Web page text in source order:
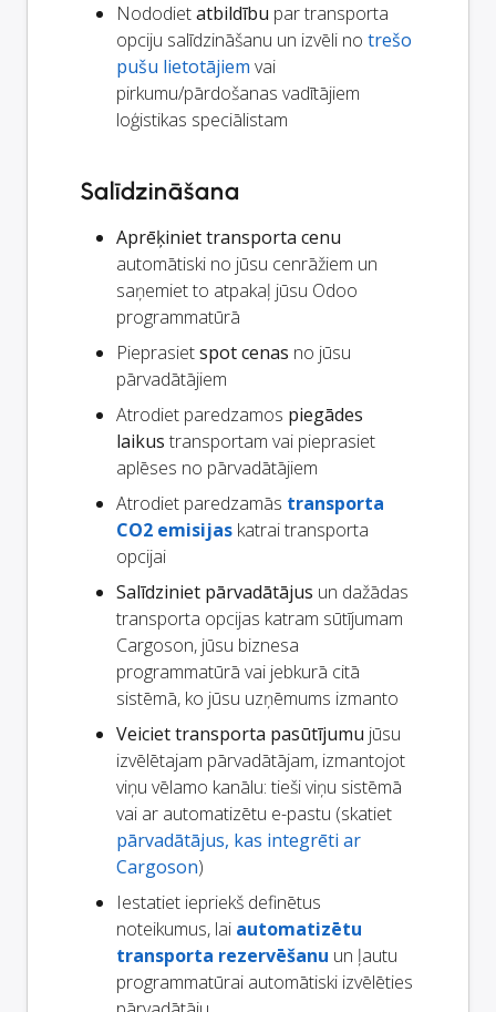
Nododietatbildību par transporta
opciju salīdzināšanu un izvēli no trešo
pušu lietotājiem vai
pirkumu/pārdošanas vadītājiem
loģistikas speciālistam
Salīdzināšana
Aprēķiniet transporta cenu
automātiski no jūsu cenrāžiem un
saņemiet to atpakaļ jūsu Odoo
programmatūrā
Pieprasietspot cenas no jūsu
pārvadātājiem
Atrodiet paredzamos piegādes
laikus transportam vai pieprasiet
aplēses no pārvadātājiem
Atrodiet paredzamās transporta
CO2 emisijas katrai transporta
opcijai
Salīdziniet pārvadātājus un dažādas
transporta opcijas katram sūtījumam
Cargoson, jūsu biznesa
programmatūrā vai jebkurā citā
sistēmā, ko jūsu uzņēmums izmanto
Veiciet transporta pasūtījumu jūsu
izvēlētajam pārvadātājam, izmantojot
viņu vēlamo kanālu: tieši viņu sistēmā
vai ar automatizētu e-pastu (skatiet
pārvadātājus, kas integrēti ar
Cargoson)
Iestatiet iepriekš definētus
noteikumus, lai automatizētu
transporta rezervēšanu un ļautu
programmatūrai automātiski izvēlēties